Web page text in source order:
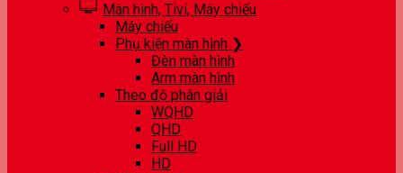
Màn hình, Tivi, Máy chiếu
Máy chiếu
Phụ kiện màn hình ❯
Đèn màn hình
Arm màn hình
Theo độ phân giải
WQHD
QHD
Full HD
HD